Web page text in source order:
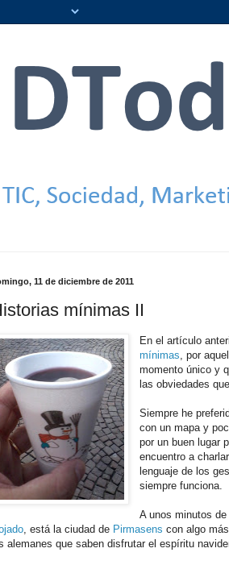
11 de diciembre de 2011
mínimas II
En el artículo
mínimas , por
momento único y
las obviedades
Siempre he
con un mapa y
por un buen lugar
encuentro a
lenguaje de los
siempre funciona.
A unos minutos
, está la ciudad de Pirmasens con algo
alemanes que saben disfrutar el espíritu